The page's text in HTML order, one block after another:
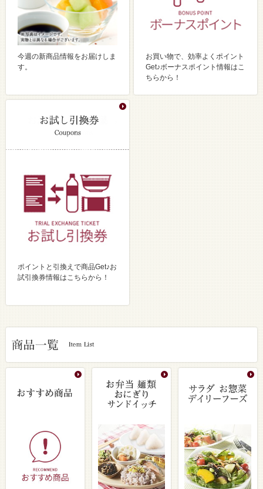
今週の新商品情報をお届けしま
す。
お買い物で、効率よくポイント
Get♪ボーナスポイント情報はこ
ちらから！
ポイントと引換えで商品Get♪お
試引換券情報はこちらから！